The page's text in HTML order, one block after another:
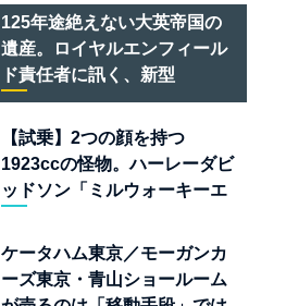
ある
125年途絶えない大英帝国の
遺産。ロイヤルエンフィール
ド責任者に訊く、新型
「BULLET 650」と“時間の
質”を愛する理由
【試乗】2つの顔を持つ
1923ccの怪物。ハーレーダビ
ッドソン「ミルウォーキーエ
ケータハム東京／モーガンカ
ーズ東京・青山ショールーム